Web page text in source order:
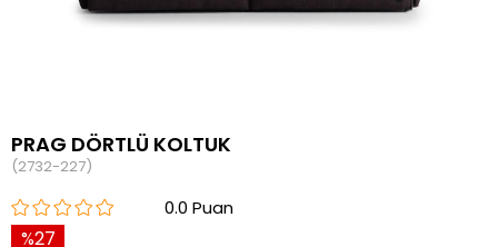
PRAG DÖRTLÜ KOLTUK
(2732-227)
0.0
27